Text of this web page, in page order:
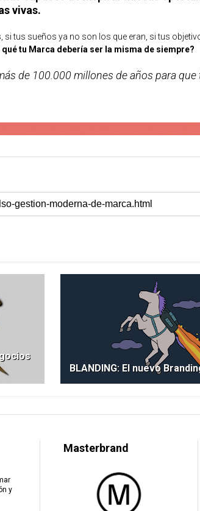
vivas.
tus sueños ya no son los que eran, si tus
qué tu Marca debería ser la misma de siempre?
de 100.000 millones de años para
BLANDING: El nuevo
y
Masterbrand